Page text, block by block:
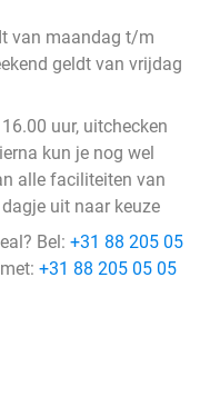
van maandag t/m
geldt van vrijdag
uur, uitchecken
kun je nog wel
alle faciliteiten van
uit naar keuze
Bel: +31 88 205 05
+31 88 205 05 05